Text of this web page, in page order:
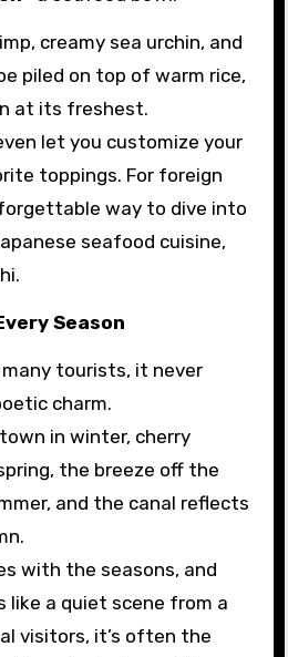
creamy sea urchin, and
piled on top of warm rice,
at its freshest.
let you customize your
toppings. For foreign
way to dive into
seafood cuisine,
Season
tourists, it never
charm.
in winter, cherry
the breeze off the
and the canal reflects
with the seasons, and
like a quiet scene from a
visitors, it’s often the